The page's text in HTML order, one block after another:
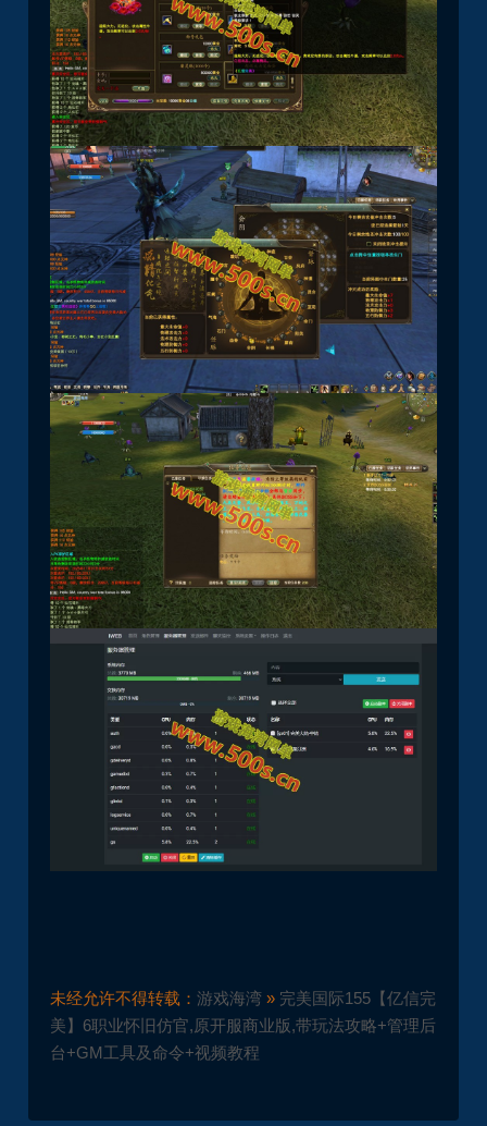
未经允许不得转载：游戏海湾 » 完美国际155【亿信完
美】6职业怀旧仿官,原开服商业版,带玩法攻略+管理后
台+GM工具及命令+视频教程